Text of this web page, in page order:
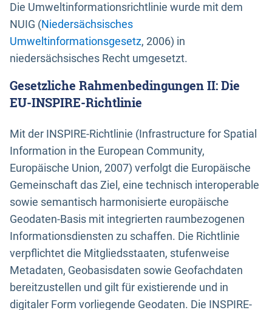
Die Umweltinformationsrichtlinie wurde mit dem
NUIG (Niedersächsisches
Umweltinformationsgesetz, 2006) in
niedersächsisches Recht umgesetzt.
Gesetzliche Rahmenbedingungen II: Die
EU-INSPIRE-Richtlinie
Mit der INSPIRE-Richtlinie (Infrastructure for Spatial
Information in the European Community,
Europäische Union, 2007) verfolgt die Europäische
Gemeinschaft das Ziel, eine technisch interoperable
sowie semantisch harmonisierte europäische
Geodaten-Basis mit integrierten raumbezogenen
Informationsdiensten zu schaffen. Die Richtlinie
verpflichtet die Mitgliedsstaaten, stufenweise
Metadaten, Geobasisdaten sowie Geofachdaten
bereitzustellen und gilt für existierende und in
digitaler Form vorliegende Geodaten. Die INSPIRE-